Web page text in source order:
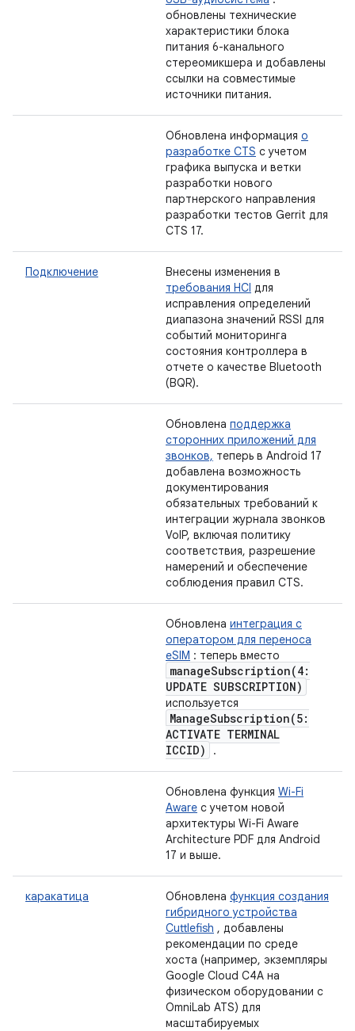
обновлены технические
характеристики блока
питания 6-канального
стереомикшера и добавлены
ссылки на совместимые
источники питания.
Обновлена ​​информация о
разработке CTS с учетом
графика выпуска и ветки
разработки нового
партнерского направления
разработки тестов Gerrit для
CTS 17.
Подключение
Внесены изменения в
требования HCI для
исправления определений
диапазона значений RSSI для
событий мониторинга
состояния контроллера в
отчете о качестве Bluetooth
(BQR).
Обновлена ​​поддержка
сторонних приложений для
звонков, теперь в Android 17
добавлена ​​возможность
документирования
обязательных требований к
интеграции журнала звонков
VoIP, включая политику
соответствия, разрешение
намерений и обеспечение
соблюдения правил CTS.
Обновлена ​​интеграция с
оператором для переноса
eSIM : теперь вместо
manageSubscription(4:
UPDATE SUBSCRIPTION)
используется
ManageSubscription(5:
ACTIVATE TERMINAL
ICCID)
.
Обновлена ​​функция Wi-Fi
Aware с учетом новой
архитектуры Wi-Fi Aware
Architecture PDF для Android
17 и выше.
каракатица Обновлена ​​функция создания
гибридного устройства
Cuttlefish , добавлены
рекомендации по среде
хоста (например, экземпляры
Google Cloud C4A на
физическом оборудовании с
OmniLab ATS) для
масштабируемых